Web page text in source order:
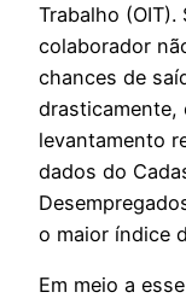
Trabalho
colaborador
chances de
drasticamente,
levantamento
dados do
o maior índice
Em meio a